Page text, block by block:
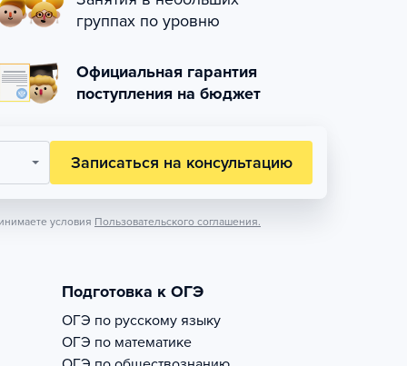
группах по уровню
Официальная гарантия
поступления на бюджет
Записаться на консультацию
условия Пользовательского соглашения.
Подготовка к ОГЭ
ОГЭ по русскому языку
ОГЭ по математике